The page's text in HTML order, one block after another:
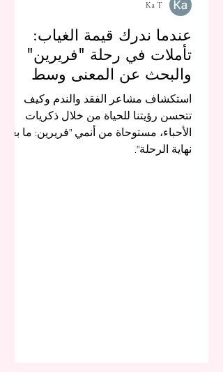
عندما ندرك قيمة الغياب:
تأملات في رحلة "فريرين"
والبحث عن المعنى وسط
الذكريات
استكشاف مشاعر الفقد والندم وكيف
تتحسن رؤيتنا للحياة من خلال ذكريات
الأحباء، مستوحاة من أنمي "فريرين: ما بعد
نهاية الرحلة".
Ka T